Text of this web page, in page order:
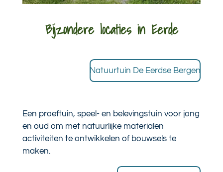
Bijzondere locaties in Eerde
Natuurtuin De Eerdse Bergen
Een proeftuin, speel- en belevingstuin voor jong
en oud om met natuurlijke materialen
activiteiten te ontwikkelen of bouwsels te
maken.